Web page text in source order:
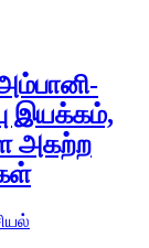
இயக்கம்,
அகற்ற